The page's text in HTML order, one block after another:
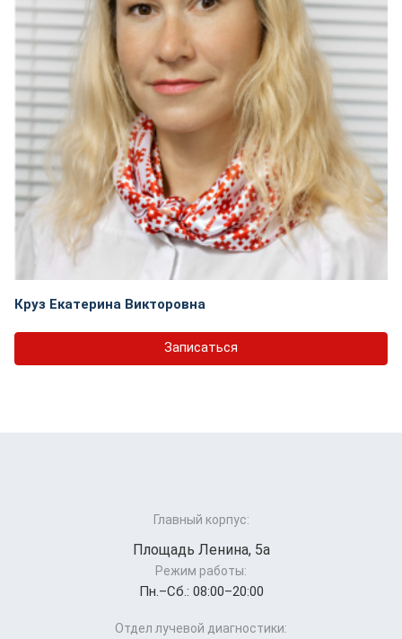
Круз Екатерина Викторовна
Записаться
Главный корпус:
Площадь Ленина, 5а
Режим работы:
Пн.–Cб.: 08:00–20:00
Отдел лучевой диагностики: